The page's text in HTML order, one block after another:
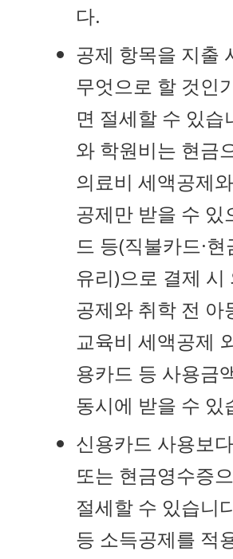
다.
공제 항목을 지출
무엇으로 할 것인
면 절세할 수 있습
와 학원비는 현금
의료비 세액공제
공제만 받을 수 있
드 등(직불카드·
유리)으로 결제 시
공제와 취학 전 아
교육비 세액공제
용카드 등 사용금
동시에 받을 수 있
신용카드 사용보
또는 현금영수증
절세할 수 있습니
등 소득공제를 적